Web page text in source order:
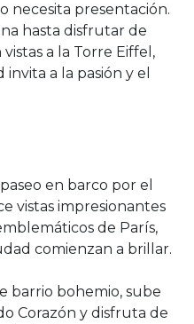
necesita presentación.
hasta disfrutar de
a la Torre Eiffel,
a la pasión y el
en barco por el
vistas impresionantes
de París,
comienzan a brillar.
barrio bohemio, sube
Corazón y disfruta de